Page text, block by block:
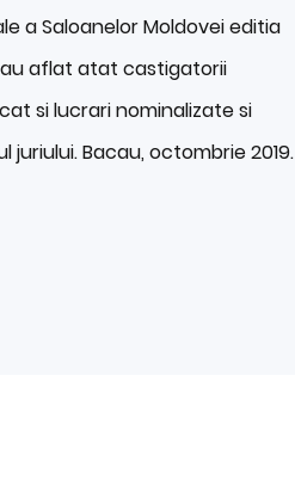
a Saloanelor Moldovei editia
au aflat atat castigatorii
si lucrari nominalizate si
Bacau, octombrie 2019.